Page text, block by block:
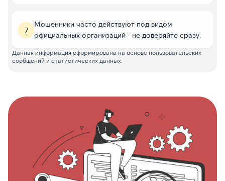
7
Мошенники часто действуют под видом
официальных организаций - не доверяйте сразу.
Данная информация сформирована на основе пользовательских
сообщений и статистических данных.